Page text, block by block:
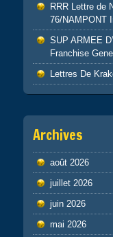
RRR Lettre de
76/NAMPONT
SUP ARMEE
Franchise
Lettres De
Archives
août 2026
juillet 2026
juin 2026
mai 2026